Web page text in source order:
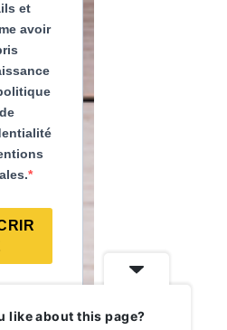
et
avoir
de
like about this page?